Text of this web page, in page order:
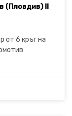
(Пловдив) II
от 6 кръг на